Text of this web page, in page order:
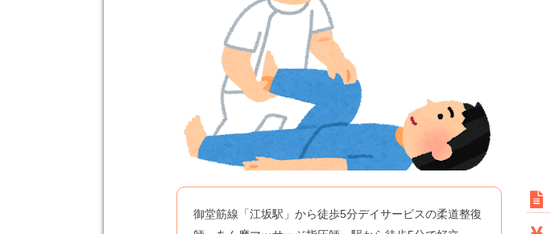
御堂筋線「江坂駅」から徒歩5分デイサービスの柔道整復